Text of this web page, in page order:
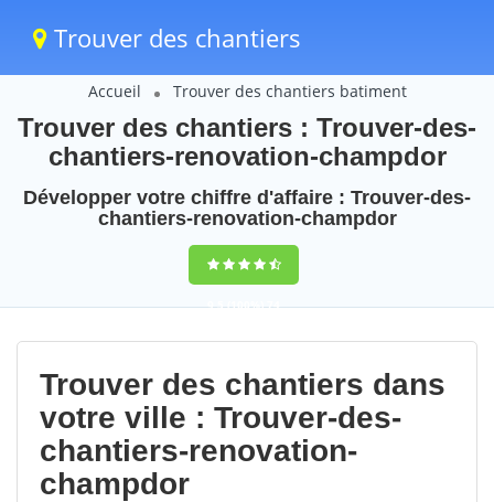
Trouver des chantiers
Accueil Trouver des chantiers batiment
Trouver des chantiers : Trouver-des-
chantiers-renovation-champdor
Développer votre chiffre d'affaire : Trouver-des-
chantiers-renovation-champdor
9,5(100%)74
votes
Trouver des chantiers dans
votre ville : Trouver-des-
chantiers-renovation-
champdor